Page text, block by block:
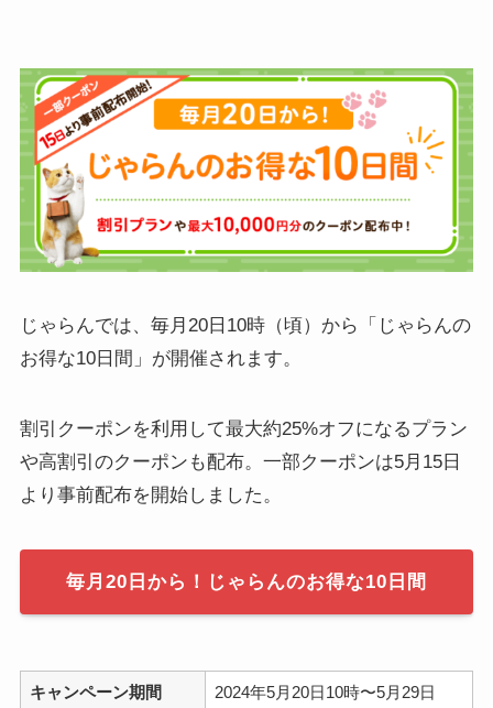
じゃらんでは、毎月20日10時（頃）から「じゃらんの
お得な10日間」が開催されます。
割引クーポンを利用して最大約25%オフになるプラン
や高割引のクーポンも配布。一部クーポンは5月15日
より事前配布を開始しました。
毎月20日から！じゃらんのお得な10日間
キャンペーン期間 2024年5月20日10時〜5月29日